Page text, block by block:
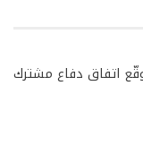
اتفاق دفاع مشترك